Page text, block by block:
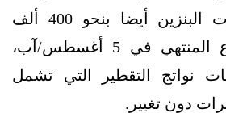
وانخفضت مخزونات البنزين أيضا بنحو 400 ألف
برميل في الأسبوع المنتهي في 5 أغسطس/آب،
نواتج التقطير التي تشمل
دون تغيير.